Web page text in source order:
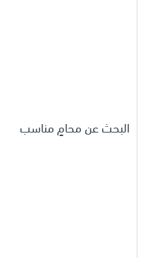
البحث عن محامٍ مناسب